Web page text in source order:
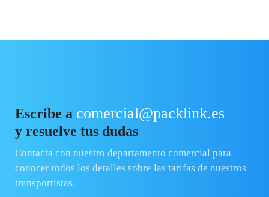
Escribe a comercial@packlink.es
y resuelve tus dudas
Contacta con nuestro departamento comercial para
conocer todos los detalles sobre las tarifas de nuestros
transportistas.